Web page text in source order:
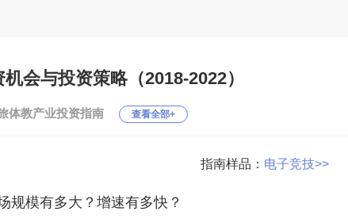
会与投资策略（2018-2022）
体教产业投资指南 查看全部+
指南样品： 电子竞技>>
规模有多大？增速有多快？